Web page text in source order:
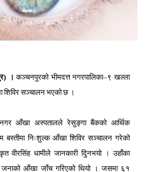
) । कञ्चनपुरको भीमदत्त नगरपालिका–९ खल्ला
शिविरसञ्चालनभएकोछ ।
आँखा अस्पतालले रेसुङ्गा बैंकको आर्थिक
बस्तीमा निःशुल्क आँखा शिविर सञ्चालन गरेको
वीरसिंह धामीले जानकारी दिुनभयो ।
उहाँका
जनाको आँखा जाँच गरिएको थियो । जसमा ६१